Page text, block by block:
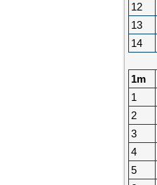
12
13
14
1m
1
2
3
4
5